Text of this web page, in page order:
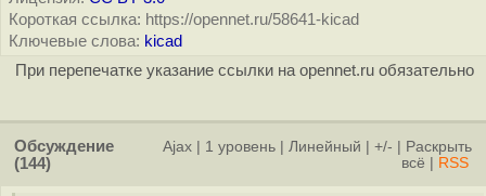
Короткая ссылка: https://opennet.ru/58641-kicad
Ключевые слова: kicad
При перепечатке указание ссылки на opennet.ru обязательно
Обсуждение
(144)
Ajax 1 уровень Линейный +/-
Раскрыть
всё
RSS